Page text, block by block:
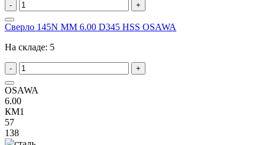
- +
Сверло 145N MM 6.00 D345 HSS OSAWA
На складе: 5
- +
OSAWA
6.00
КМ1
57
138